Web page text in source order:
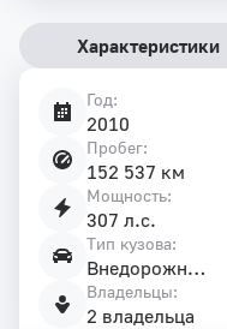
Характеристики
Год:
2010
Пробег:
152 537 км
Мощность:
307 л.с.
Тип кузова:
Внедорожник 5 дв.
Владельцы:
2 владельца